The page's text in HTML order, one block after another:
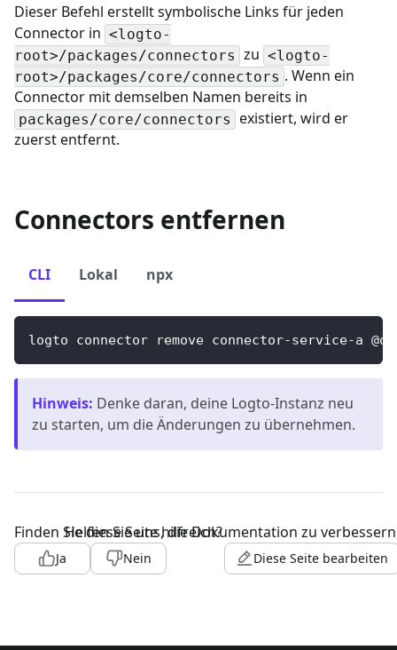
Dieser Befehl erstellt symbolische Links für jeden
Connector in <logto-
root>/packages/connectors zu <logto-
root>/packages/core/connectors . Wenn ein
Connector mit demselben Namen bereits in
packages/core/connectors existiert, wird er
zuerst entfernt.
Connectors entfernen
CLI Lokal npx
logto connector remove connector-service-a
Hinweis: Denke daran, deine Logto-Instanz neu
zu starten, um die Änderungen zu übernehmen.
Finden Sie diese Seite hilfreich?
Ja Nein
Helfen Sie uns, die Dokumentation zu
Diese Seite bearbeiten